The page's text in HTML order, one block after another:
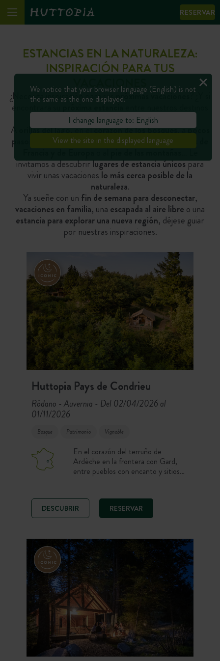
RESERVAR
ESTANCIAS EN LA NATURALEZA:
INSPIRACIÓN PARA TUS
VACACIONES
¿Necesita inspiración para suspróximas vacaciones? ¿Y si
encontrara su
próxima estancia
favoritos?
A
orillas del lago, en elcorazón de los bosques, apocos
pasos del océano, cerca de lospueblos más bonitos de
Francia y de Europao alpie de las montañas… Le
invitamos a descubrirlugares de estancia únicospara
vivir unas vacaciones lo más cerca posible de la
naturaleza.
Ya sueñe con un fin de semana para desconectar,
vacaciones en familia, una escapada al aire libre o una
estancia para explorar una nueva región, déjese guiar
por nuestras inspiraciones.
Huttopia Pays de Condrieu
Ródano - Auvernia - Del 02/04/2026 al
01/11/2026
Bosque Patrimonio Vignoble
En el corazón del terruño de
Ardèche en la frontera con Gard,
entre pueblos con encanto y sitios
entorno natural preservado. Disfruta
de una estancia en plena naturaleza
con piscina suspendida que ofrece
baño finlandés y saunas, restauración
y alquiler de bicicletas in situ. Un
camping ideal para explorar Ardèche
entre naturaleza, patrimonio y
autenticidad.
DESCUBRIR RESERVAR
We notice that your browser language (English) is not
the same as the one displayed.
I change language to: English
View the site in the displayed language